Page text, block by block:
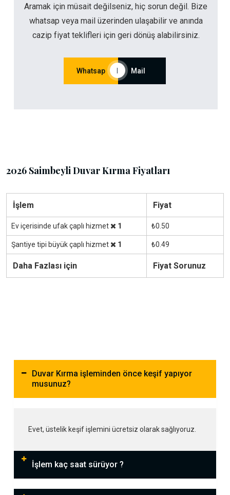
Aramak için müsait değilseniz, hiç sorun değil. Bize
whatsap veya mail üzerinden ulaşabilir ve anında
cazip fiyat teklifleri için geri dönüş alabilirsiniz.
Whatsap | Mail
2026 Saimbeyli Duvar Kırma Fiyatları
İşlem Fiyat
Ev içerisinde ufak çaplı hizmet 1 ₺0.50
Şantiye tipi büyük çaplı hizmet 1 ₺0.49
Daha Fazlası için Fiyat Sorunuz
Duvar Kırma işleminden önce keşif yapıyor
musunuz?
Evet, üstelik keşif işlemini ücretsiz olarak sağlıyoruz.
İşlem kaç saat sürüyor ?